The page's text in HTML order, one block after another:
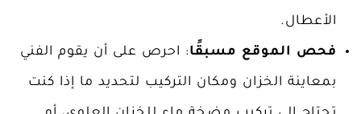
الأعطال.
فحص الموقع مسبقًا: احرص على أن يقوم الفني
بمعاينة الخزان ومكان التركيب لتحديد ما إذا كنت